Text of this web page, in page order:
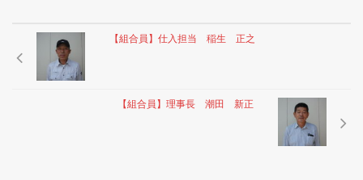
【組合員】仕入担当 稲生 正之
【組合員】理事長 潮田 新正